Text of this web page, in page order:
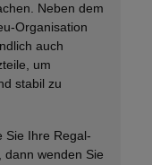
Neben dem
Organisation
auch
um
stabil zu
Sie Ihre Regal-
dann wenden Sie